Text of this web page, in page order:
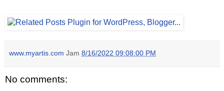
www.myartis.com Jam 8/16/2022 09:08:00 PM
No comments: